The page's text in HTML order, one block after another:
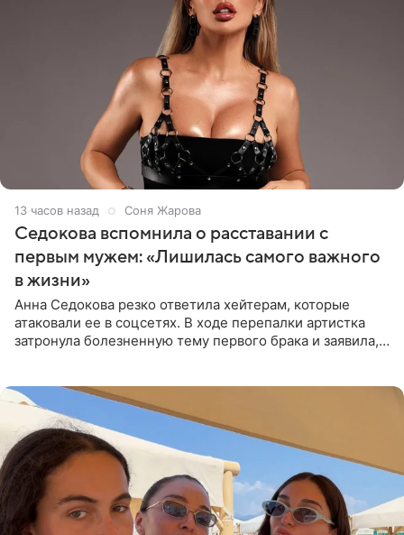
13 часов назад Соня Жарова
Седокова вспомнила о расставании с
первым мужем: «Лишилась самого важного
в жизни»
Анна Седокова резко ответила хейтерам, которые
атаковали ее в соцсетях. В ходе перепалки артистка
затронула болезненную тему первого брака и заявила,